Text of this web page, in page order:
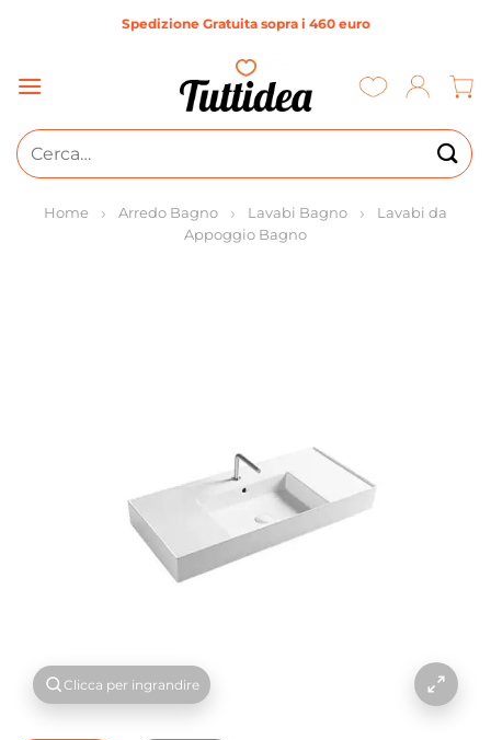
Spedizione Gratuita sopra i 460 euro
Cerca:
Home Arredo Bagno Lavabi Bagno
Lavabi da
Appoggio Bagno
Clicca per ingrandire